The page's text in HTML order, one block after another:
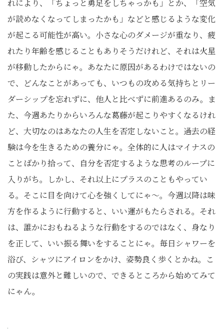
れにより、「ちょっと勇足をしちゃっかも」とか、「空気
が読めなくなってしまったかも」などと感じるような変化
が起こる可能性が高い。小さな心のダメージが重なり、疲
れたり年齢を感じることもありそうだけれど、それは火星
が移動したからにゃ。あなたに原因があるわけではないの
で、どんなことがあっても、いつもの攻める気持ちとリー
ダーシップを忘れずに、他人と比べずに前進あるのみ。ま
た、今週あたりからいろんな葛藤が起こりやすくなるけれ
ど、大切なのはあなたの人生を否定しないこと。過去の経
験は今を生きるための養分にゃ。全体的に人はマイナスの
ことばかり拾って、自分を否定するような思考のループに
入りがち。しかし、それ以上にプラスのこともやってい
る。そこに目を向けて心を強くしてにゃ〜。今週以降は味
方を作るように行動すると、いい運がもたらされる。それ
は、誰かにおもねるような行動をするのではなく、身なり
を正して、いい振る舞いをすることにゃ。毎日シャワーを
浴び、シャツにアイロンをかけ、姿勢良く歩くとかね。こ
の実践は意外と難しいので、できるところから始めてみて
にゃん。